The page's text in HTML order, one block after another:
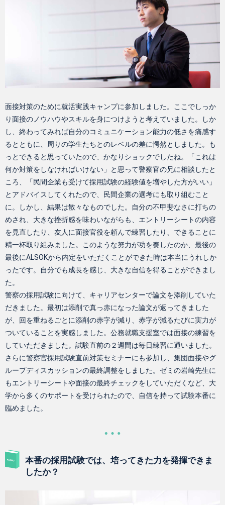
面接対策のために就活実践キャンプに参加しました。ここでしっか
り面接のノウハウやスキルを身につけようと考えていました。しか
し、終わってみれば自分のコミュニケーション能力の低さを痛感す
るとともに、周りの学生たちとのレベルの差に愕然としました。も
っとできると思っていたので、かなりショックでしたね。「これは
何か対策をしなければいけない」と思って警察官の兄に相談したと
ころ、「民間企業も受けて採用試験の経験値を増やした方がいい」
とアドバイスしてくれたので、民間企業の選考にも取り組むこと
に。しかし、結果は散々なものでした。自分の不甲斐なさに打ちの
めされ、大きな挫折感を味わいながらも、エントリーシートの内容
を見直したり、友人に面接官役を頼んで練習したり、できることに
精一杯取り組みました。このような努力が功を奏したのか、最後の
最後にALSOKから内定をいただくことができた時は本当にうれしか
ったです。自分でも成長を感じ、大きな自信を得ることができまし
た。
警察の採用試験に向けて、キャリアセンターで論文を添削していた
だきました。最初は添削で真っ赤になった論文が返ってきました
が、回を重ねるごとに添削の赤字が減り、赤字が減るたびに実力が
ついていることを実感しました。公務就職支援室では面接の練習を
していただきました。試験直前の２週間は毎日練習に通いました。
さらに警察官採用試験直前対策セミナーにも参加し、集団面接やグ
ループディスカッションの最終調整をしました。ゼミの岩崎先生に
もエントリーシートや面接の最終チェックをしていただくなど、大
学から多くのサポートを受けられたので、自信を持って試験本番に
臨めました。
本番の採用試験では、培ってきた力を発揮できま
したか？